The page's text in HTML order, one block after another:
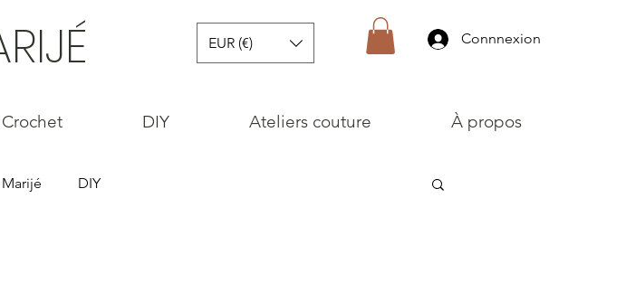
EUR (€) Connnexion
DIY Ateliers couture À propos
DIY